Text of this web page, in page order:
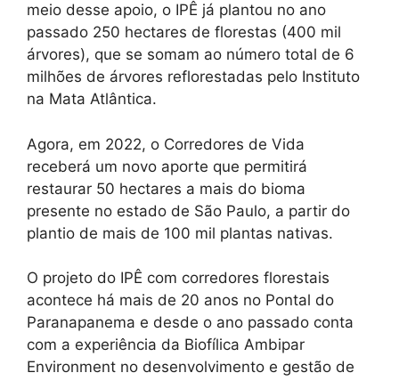
meio desse apoio, o IPÊ já plantou no ano
passado 250 hectares de florestas (400 mil
árvores), que se somam ao número total de 6
milhões de árvores reflorestadas pelo Instituto
na Mata Atlântica.
Agora, em 2022, o Corredores de Vida
receberá um novo aporte que permitirá
restaurar 50 hectares a mais do bioma
presente no estado de São Paulo, a partir do
plantio de mais de 100 mil plantas nativas.
O projeto do IPÊ com corredores florestais
acontece há mais de 20 anos no Pontal do
Paranapanema e desde o ano passado conta
com a experiência da Biofílica Ambipar
Environment no desenvolvimento e gestão de